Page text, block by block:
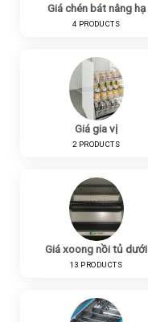
Giá chén bát nâng hạ
4 PRODUCTS
Giá gia vị
2 PRODUCTS
Giá xoong nồi tủ dưới
13 PRODUCTS